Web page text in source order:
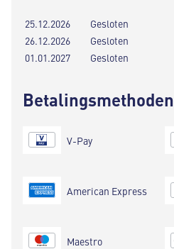
25.12.2026
Gesloten
26.12.2026
Gesloten
01.01.2027
Gesloten
Betalingsmethoden
V-Pay
American Express
Maestro